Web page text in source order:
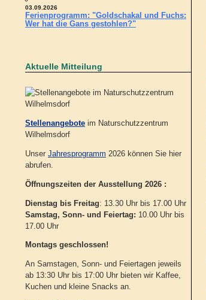
03.09.2026
Ferienprogramm: "Goldschakal und Fuchs:
Wer hat die Gans gestohlen?"
Aktuelle Mitteilung
Stellenangebote im Naturschutzzentrum
Wilhelmsdorf
Unser Jahresprogramm 2026 können Sie hier
abrufen.
Öffnungszeiten der Ausstellung 2026 :
Dienstag bis Freitag: 13.30 Uhr bis 17.00 Uhr
Samstag, Sonn- und Feiertag: 10.00 Uhr bis
17.00 Uhr
Montags geschlossen!
An Samstagen, Sonn- und Feiertagen jeweils
ab 13:30 Uhr bis 17:00 Uhr bieten wir Kaffee,
Kuchen und kleine Snacks an.